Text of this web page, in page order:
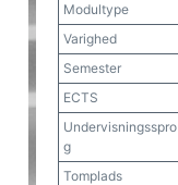
Modultype
Varighed
Semester
ECTS
Undervisningsspro
g
Tomplads